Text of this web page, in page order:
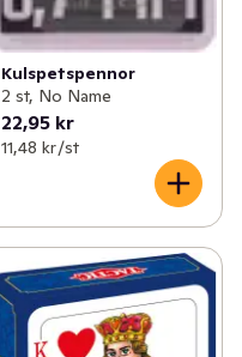
Kulspetspennor
2 st, No Name
22,95 kr
11,48 kr /st